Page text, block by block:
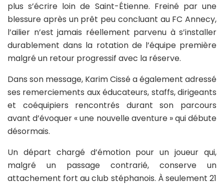
plus s’écrire loin de Saint-Étienne. Freiné par une
blessure après un prêt peu concluant au FC Annecy,
l’ailier n’est jamais réellement parvenu à s’installer
durablement dans la rotation de l’équipe première
malgré un retour progressif avec la réserve.
Dans son message, Karim Cissé a également adressé
ses remerciements aux éducateurs, staffs, dirigeants
et coéquipiers rencontrés durant son parcours
avant d’évoquer « une nouvelle aventure » qui débute
désormais.
Un départ chargé d’émotion pour un joueur qui,
malgré un passage contrarié, conserve un
attachement fort au club stéphanois. À seulement 21